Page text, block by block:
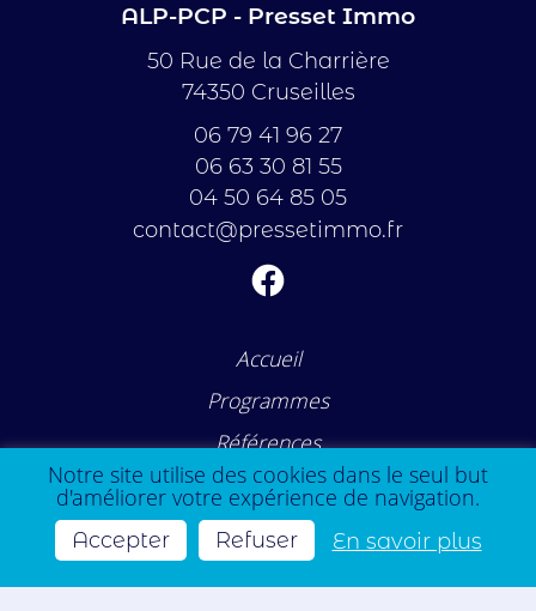
ALP-PCP - Presset Immo
50 Rue de la Charrière
74350 Cruseilles
06 79 41 96 27
06 63 30 81 55
04 50 64 85 05
contact@pressetimmo.fr
Accueil
Programmes
Références
Acheter un bien
Vendre un bien
Société
Notre site utilise des cookies dans le seul but
d'améliorer votre expérience de navigation.
Accepter Refuser En savoir plus